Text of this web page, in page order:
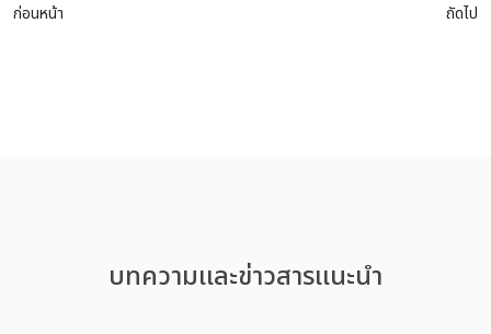
ก่อนหน้า ถัดไป
บทความเเละข่าวสารเเนะนำ